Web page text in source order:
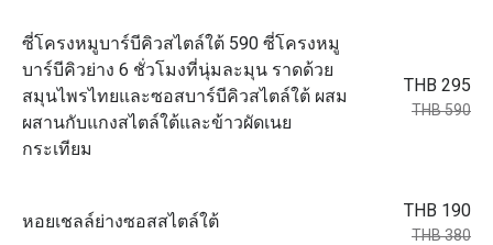
ซี่โครงหมูบาร์บีคิวสไตล์ใต้ 590 ซี่โครงหมู
บาร์บีคิวย่าง 6 ชั่วโมงที่นุ่มละมุน ราดด้วย
สมุนไพรไทยและซอสบาร์บีคิวสไตล์ใต้ ผสม
ผสานกับแกงสไตล์ใต้และข้าวผัดเนย
กระเทียม
THB 295
THB 590
หอยเชลล์ย่างซอสสไตล์ใต้
THB 190
THB 380